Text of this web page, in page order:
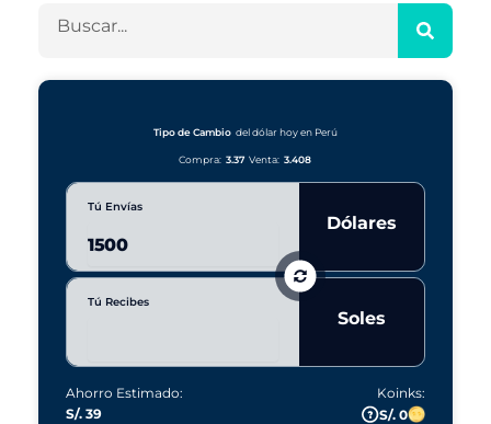
c
Tipo de Cambio del dólar hoy en Perú
Compra: 3.37 Venta: 3.408
Tú Envías
Dólares
Tú Recibes
Soles
Ahorro Estimado:
S/. 39
Koinks:
S/. 0
sí